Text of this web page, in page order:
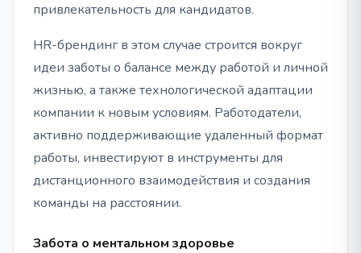
привлекательность для кандидатов.
HR-брендинг в этом случае строится вокруг
идеи заботы о балансе между работой и личной
жизнью, а также технологической адаптации
компании к новым условиям. Работодатели,
активно поддерживающие удаленный формат
работы, инвестируют в инструменты для
дистанционного взаимодействия и создания
команды на расстоянии.
Забота о ментальном здоровье